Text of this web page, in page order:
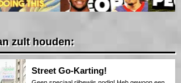
zult houden:
Street Go-Karting!